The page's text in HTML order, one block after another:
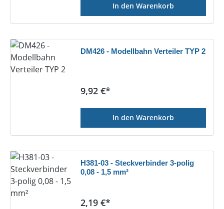
In den Warenkorb
DM426 - Modellbahn Verteiler TYP 2
Regulärer Preis:
9,92 €*
In den Warenkorb
H381-03 - Steckverbinder 3-polig
0,08 - 1,5 mm²
Regulärer Preis:
2,19 €*